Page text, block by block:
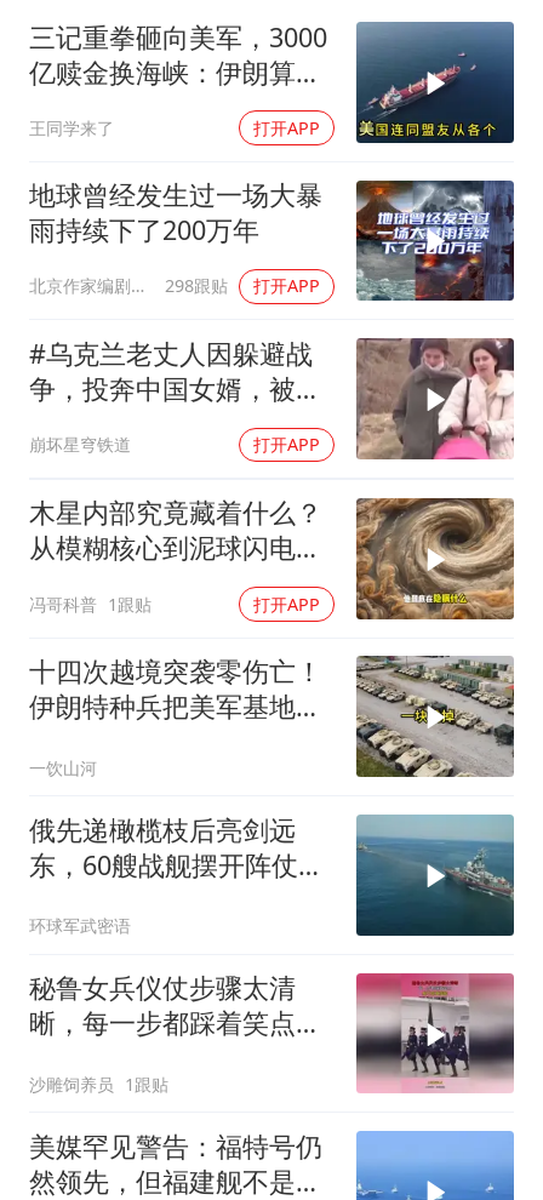
“准2万亿”之城点名支持三所大学
习近平心系体育强国建设
三记重拳砸向美军，3000
亿赎金换海峡：伊朗算准
王同学来了 打开APP
地球曾经发生过一场大暴
雨持续下了200万年
北京作家编剧肥猪满圈 298跟贴 打开APP
#乌克兰老丈人因躲避战
争，投奔中国女婿，被眼
崩坏星穹铁道 打开APP
木星内部究竟藏着什么？
从模糊核心到泥球闪电，
冯哥科普 1跟贴 打开APP
十四次越境突袭零伤亡！
伊朗特种兵把美军基地当
眼瞎
一饮山河
俄先递橄榄枝后亮剑远
东，60艘战舰摆开阵仗，
环球军武密语
秘鲁女兵仪仗步骤太清
晰，每一步都踩着笑点，
沙雕饲养员 1跟贴
美媒罕见警告：福特号仍
然领先，但福建舰不是中